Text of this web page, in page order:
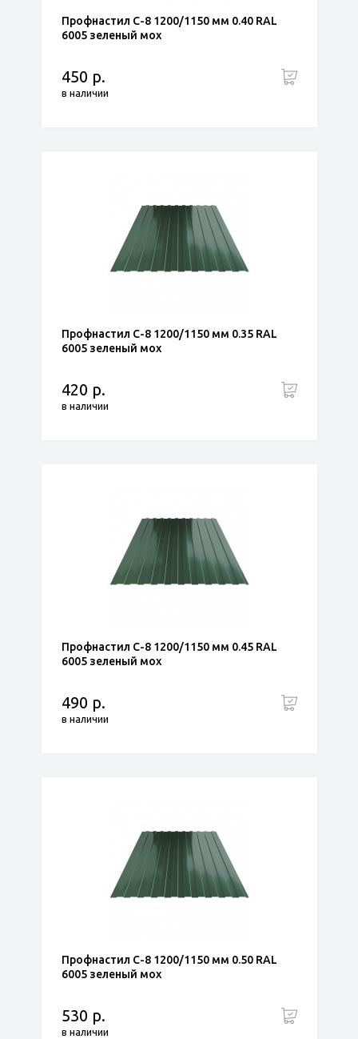
Профнастил С-8 1200/1150 мм 0.40 RAL
6005 зеленый мох
450 р.
в наличии
Профнастил С-8 1200/1150 мм 0.35 RAL
6005 зеленый мох
420 р.
в наличии
Профнастил С-8 1200/1150 мм 0.45 RAL
6005 зеленый мох
490 р.
в наличии
Профнастил С-8 1200/1150 мм 0.50 RAL
6005 зеленый мох
530 р.
в наличии